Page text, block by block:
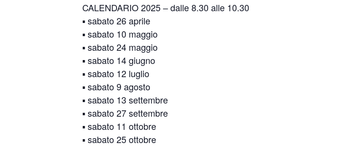
CALENDARIO 2025 – dalle 8.30 alle 10.30
▪️ sabato 26 aprile
▪️ sabato 10 maggio
▪️ sabato 24 maggio
▪️ sabato 14 giugno
▪️ sabato 12 luglio
▪️ sabato 9 agosto
▪️ sabato 13 settembre
▪️ sabato 27 settembre
▪️ sabato 11 ottobre
▪️ sabato 25 ottobre